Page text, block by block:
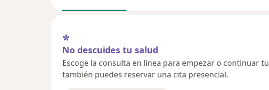
No descuides tu salud
Escoge la consulta en línea para empezar o continuar
también puedes reservar una cita presencial.